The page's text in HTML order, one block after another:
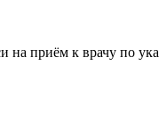
на приём к врачу по